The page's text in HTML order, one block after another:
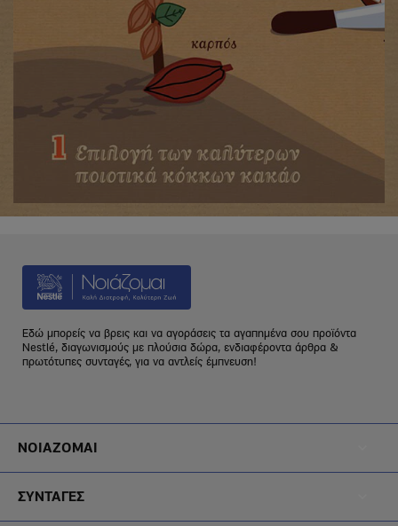
Εδώ μπορείς να βρεις και να αγοράσεις τα αγαπημένα σου προϊόντα
Nestlé, διαγωνισμούς με πλούσια δώρα, ενδιαφέροντα άρθρα &
πρωτότυπες συνταγές, για να αντλείς έμπνευση!
ΝΟΙΑΖΟΜΑΙ
ΣΥΝΤΑΓΕΣ